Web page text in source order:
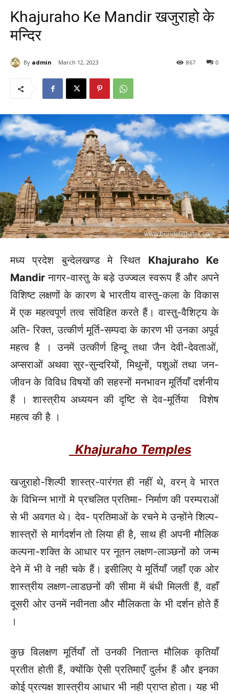
Khajuraho Ke Mandir खजुराहो के
मन्दिर
By admin March 12, 2023 0
867
मध्य प्रदेश बुन्देलखण्ड मे स्थित Khajuraho Ke
Mandirनागर-वास्तु के बड़े उज्ज्वल स्वरूप हैं और अपने
विशिष्ट लक्षणों के कारण बे भारतीय वास्तु-कला के विकास
में एक महत्वपूर्ण तत्व संविहित करते हैं। वास्तु-वैशिट्य के
अति- रिक्त, उत्कीर्ण मूर्ति-सम्पदा के कारण भी उनका अपूर्व
महत्व है । उनमें उत्कीर्ण हिन्दू तथा जैन देवी-देवताओं,
अप्सराओं अथवा सुर-सुन्दरियों, मिथुनों, पशुओं तथा जन-
जीवन के विविध विषयों की सहस्नों मनभावन मूर्तियाँ दर्शनीय
हैं । शास्त्रीय अध्ययन की दृष्टि से देव-मूर्तिया विशेष
महत्व की है ।
Khajuraho Temples
खजुराहो-शिल्पी शास्त्र-पारंगत ही नहीं थे, वरन्‌ वे भारत
के विभिन्न भागों मे प्रचलित प्रतिमा- निर्माण की परम्पराओं
से भी अवगत थे। देव- प्रतिमाओं के रचने मे उन्होंने शिल्प-
शास्त्रों से मार्गदर्शन तो लिया ही है, साथ ही अपनी मौलिक
कल्पना-शक्ति के आधार पर नूतन लक्षण-लाञ्छनों को जन्म
देने में भी वे नही चके हैं। इसीलिए ये मूर्तियाँ जहाँ एक ओर
शास्त्रीय लक्षण-लाडछनों की सीमा में बंधी मिलती हैं, वहाँ
दूसरी ओर उनमें नवीनता और मौलिकता के भी दर्शन होते हैं
।
कुछ विलक्षण मूर्तियाँ तों उनकी नितान्त मौलिक कृतियाँ
प्रतीत होती हैं, क्योंकि ऐसी प्रतिमाएँ दुर्लभ हैं और इनका
कोई प्रत्यक्ष शास्त्रीय आधार भी नही प्राप्त होता। यह भी